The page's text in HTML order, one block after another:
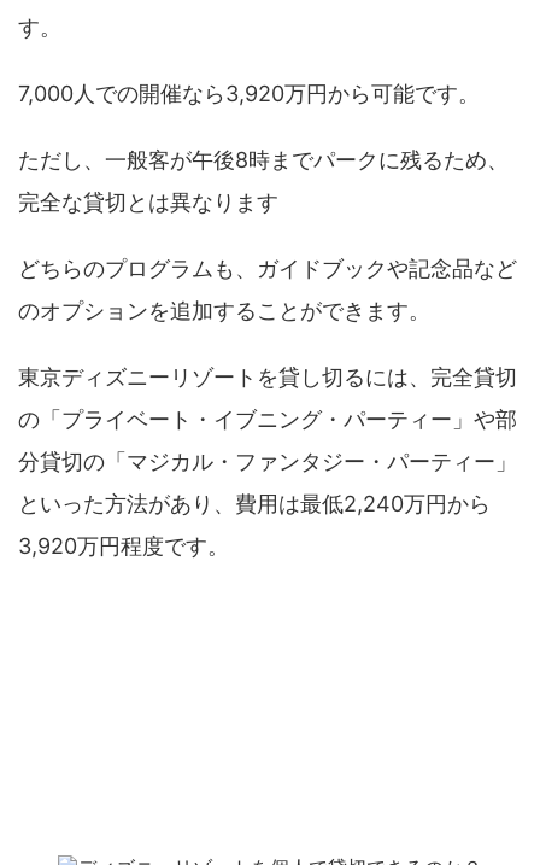
す。
7,000人での開催なら3,920万円から可能です。
ただし、一般客が午後8時までパークに残るため、
完全な貸切とは異なります
どちらのプログラムも、ガイドブックや記念品など
のオプションを追加することができます。
東京ディズニーリゾートを貸し切るには、完全貸切
の「プライベート・イブニング・パーティー」や部
分貸切の「マジカル・ファンタジー・パーティー」
といった方法があり、費用は最低2,240万円から
3,920万円程度です。